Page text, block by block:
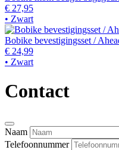
€ 27,95
• Zwart
Bobike bevestigingsset /
€ 24,99
• Zwart
Contact
Naam
Telefoonnummer